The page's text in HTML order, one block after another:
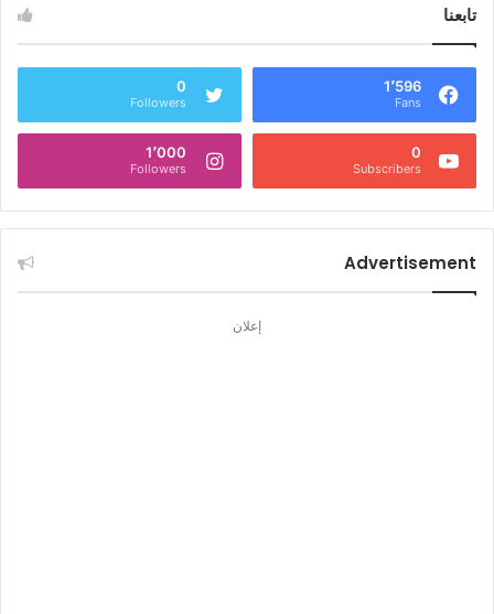
تابعنا
1٬596
Fans
0
Followers
0
Subscribers
1٬000
Followers
Advertisement
إعلان